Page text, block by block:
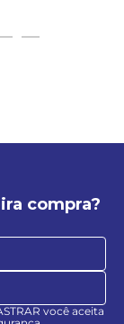
compra?
você aceita